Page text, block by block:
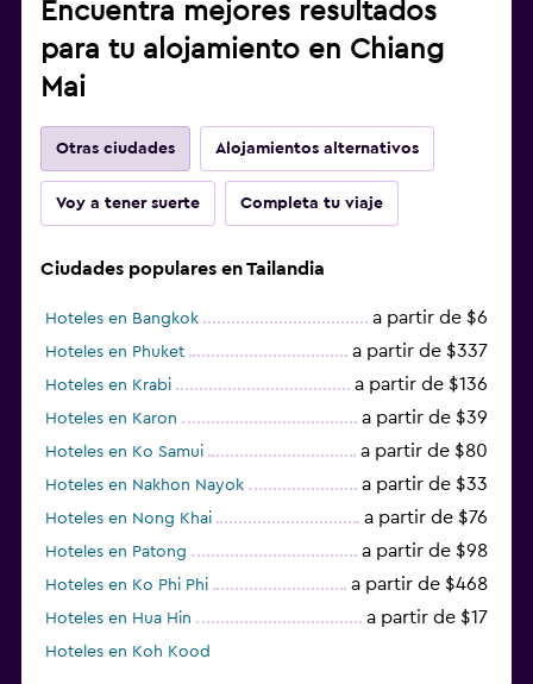
Encuentra mejores resultados
para tu alojamiento en Chiang
Mai
Otras ciudades Alojamientos alternativos
Voy a tener suerte Completa tu viaje
Ciudades populares en Tailandia
Hoteles en Bangkok a partir de $6
Hoteles en Phuket a partir de $337
Hoteles en Krabi a partir de $136
Hoteles en Karon a partir de $39
Hoteles en Ko Samui a partir de $80
Hoteles en Nakhon Nayok a partir de $33
Hoteles en Nong Khai a partir de $76
Hoteles en Patong a partir de $98
Hoteles en Ko Phi Phi a partir de $468
Hoteles en Hua Hin a partir de $17
Hoteles en Koh Kood